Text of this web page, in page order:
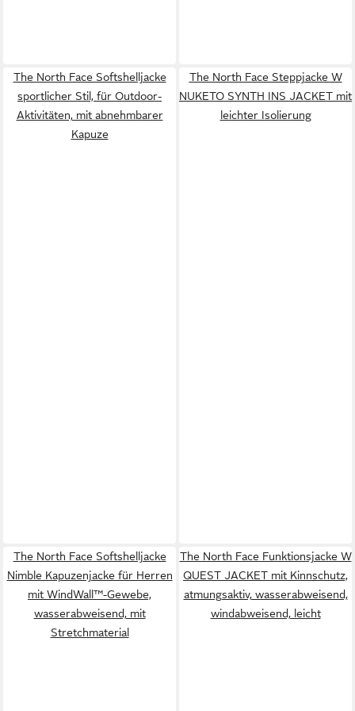
The North Face Softshelljacke
sportlicher Stil, für Outdoor-
Aktivitäten, mit abnehmbarer
Kapuze
The North Face Steppjacke W
NUKETO SYNTH INS JACKET mit
leichter Isolierung
The North Face Softshelljacke
Nimble Kapuzenjacke für Herren
mit WindWall™-Gewebe,
wasserabweisend, mit
Stretchmaterial
The North Face Funktionsjacke W
QUEST JACKET mit Kinnschutz,
atmungsaktiv, wasserabweisend,
windabweisend, leicht